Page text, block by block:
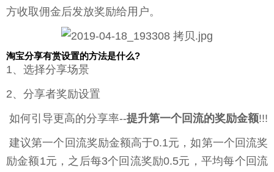
方收取佣金后发放奖励给用户。
淘宝分享有赏设置的方法是什么?
1、选择分享场景
2、分享者奖励设置
如何引导更高的分享率--提升第一个回流的奖励金额!!!
建议第一个回流奖励金额高于0.1元，如第一个回流奖
励金额1元，之后每3个回流奖励0.5元，平均每个回流